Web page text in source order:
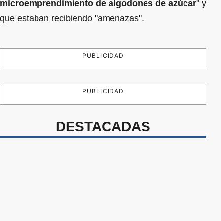
microemprendimiento de algodones de azúcar" y
que estaban recibiendo "amenazas".
PUBLICIDAD
PUBLICIDAD
DESTACADAS